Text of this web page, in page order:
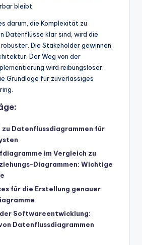
bleibt.
darum, die Komplexität zu
Datenflüsse klar sind, wird die
Die Stakeholder gewinnen
Der Weg von der
wird reibungsloser.
Grundlage für zuverlässiges
Datenflussdiagrammen für
im Vergleich zu
Diagrammen: Wichtige
für die Erstellung genauer
Softwareentwicklung:
Datenflussdiagrammen